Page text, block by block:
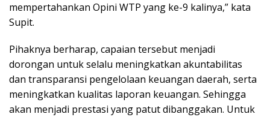
mempertahankan Opini WTP yang ke-9 kalinya,” kata
Supit.
Pihaknya berharap, capaian tersebut menjadi
dorongan untuk selalu meningkatkan akuntabilitas
dan transparansi pengelolaan keuangan daerah, serta
meningkatkan kualitas laporan keuangan. Sehingga
akan menjadi prestasi yang patut dibanggakan. Untuk